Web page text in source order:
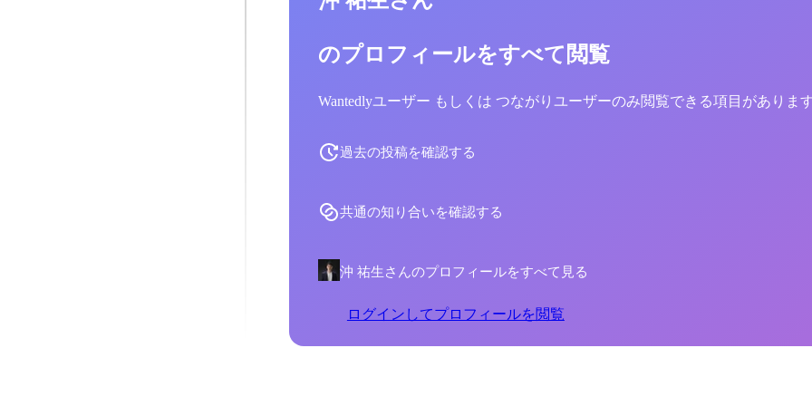
のプロフィールをすべて閲覧
Wantedlyユーザー もしくは つながりユーザーのみ閲覧できる項目がありま
過去の投稿を確認する
共通の知り合いを確認する
沖 祐生さんのプロフィールをすべて見る
ログインしてプロフィールを閲覧